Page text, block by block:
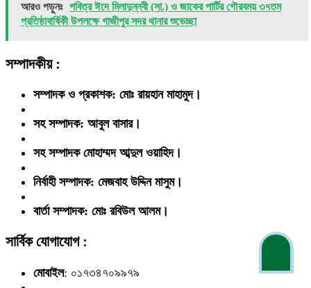
আরও পড়ুনঃ পবিত্র ঈদে মিলাদুন্নবী (সা.) ও জাকের পার্টির গৌরবময় ৩৭তম
প্রতিষ্ঠাবার্ষিকী উপলক্ষে গাজীপুর সদর থানার শুভেচ্ছা
সম্পাদকীয় :
সম্পাদক ও প্রকাশক: মোঃ রায়হান মাহামুদ।
সহ সম্পাদক: আবুল বাসার।
সহ সম্পাদক মোহাম্মদ আব্দুল ওয়াহিদ।
নির্বাহী সম্পাদক: মেজবাহ উদ্দিন মাসুম।
বার্তা সম্পাদক: মোঃ রবিউল আলম।
সার্বিক যোগাযোগ :
মোবাইল: ০১৭৩৪৭০৯৯৭৯